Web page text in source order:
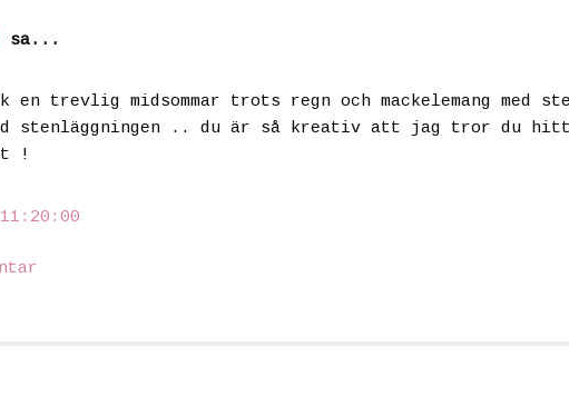
sa...
en trevlig midsommar trots regn och mackelemang med
stenläggningen .. du är så kreativ att jag tror du
!